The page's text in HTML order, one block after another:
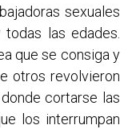
sexuales
las edades.
que se consiga y
otros revolvieron
cortarse las
los interrumpan